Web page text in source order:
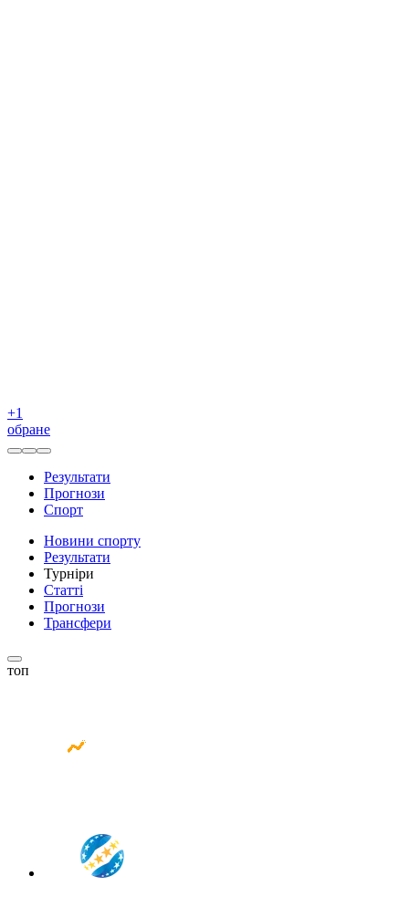
+1
обране
Результати
Прогнози
Спорт
Новини спорту
Результати
Турніри
Статті
Прогнози
Трансфери
топ